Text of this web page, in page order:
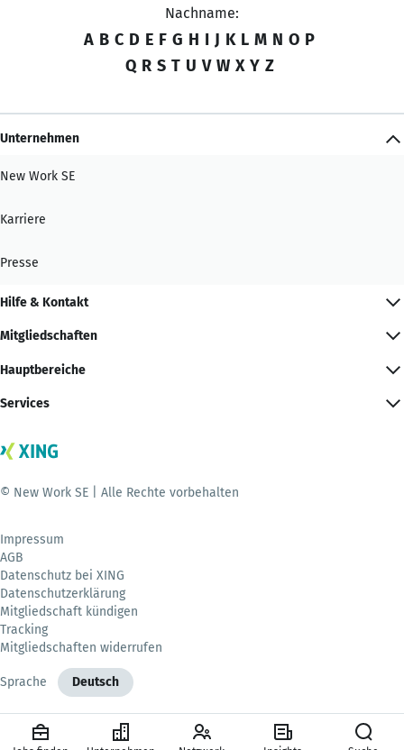
Nachname:
A B C D E F G H I J K L M N O P
Q R S T U V W X Y Z
Unternehmen
New Work SE
Karriere
Presse
Hilfe & Kontakt
Mitgliedschaften
Hauptbereiche
Services
© New Work SE | Alle Rechte vorbehalten
Impressum
AGB
Datenschutz bei XING
Datenschutzerklärung
Mitgliedschaft kündigen
Tracking
Mitgliedschaften widerrufen
Sprache Deutsch